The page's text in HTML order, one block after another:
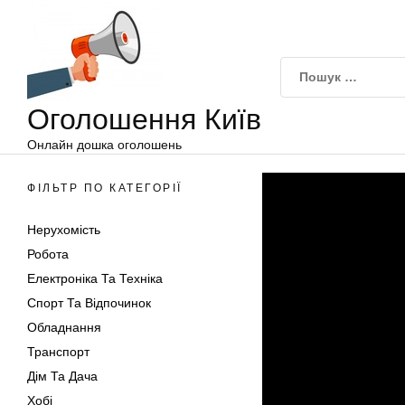
Оголошення Київ
Онлайн дошка оголошень
ФІЛЬТР ПО КАТЕГОРІЇ
Нерухомість
Робота
Електроніка Та Техніка
Спорт Та Відпочинок
Обладнання
Транспорт
Дім Та Дача
Хобі